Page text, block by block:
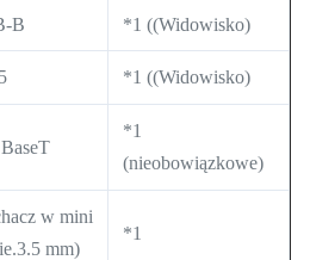
B *1 ((Widowisko)
*1 ((Widowisko)
*1
(nieobowiązkowe)
w mini
mm)
*1